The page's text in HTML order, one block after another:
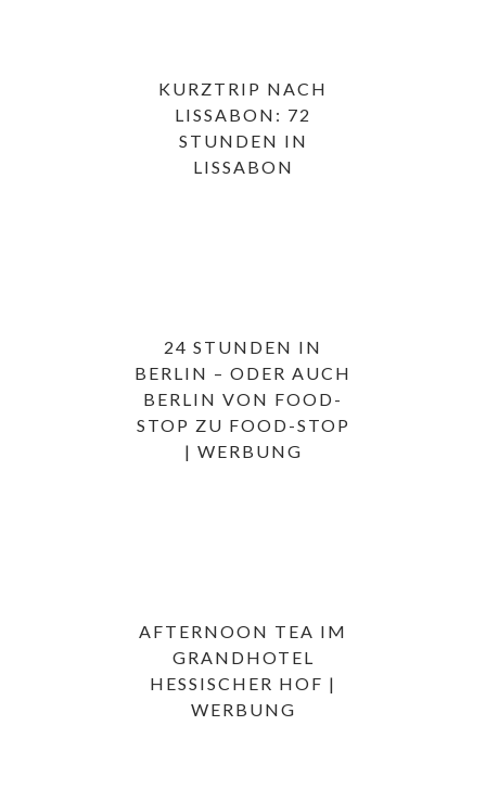
KURZTRIP NACH
LISSABON: 72
STUNDEN IN
LISSABON
24 STUNDEN IN
BERLIN – ODER AUCH
BERLIN VON FOOD-
STOP ZU FOOD-STOP
| WERBUNG
AFTERNOON TEA IM
GRANDHOTEL
HESSISCHER HOF |
WERBUNG